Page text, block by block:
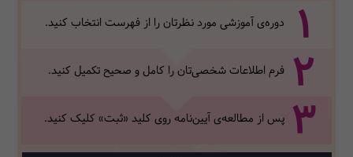
1 دوره‌ی آموزشی مورد نظرتان را از فهرست انتخاب کنید.
2 فرم اطلاعات شخصی‌تان‌ را کامل و صحیح تکمیل کنید.
3 پس از مطالعه‌ی آیین‌نامه روی کلید «ثبت» کلیک کنید.